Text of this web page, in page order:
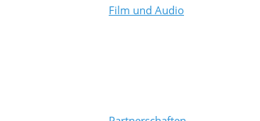
Film und Audio